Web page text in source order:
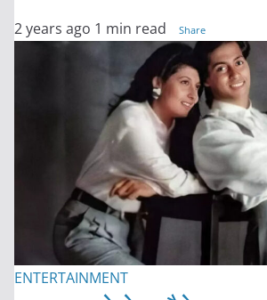
2 years ago 1 min read Share
ENTERTAINMENT